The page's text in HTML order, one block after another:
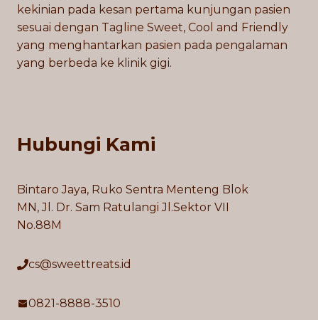
kekinian pada kesan pertama kunjungan pasien
sesuai dengan Tagline Sweet, Cool and Friendly
yang menghantarkan pasien pada pengalaman
yang berbeda ke klinik gigi.
Hubungi Kami
Bintaro Jaya, Ruko Sentra Menteng Blok
MN, Jl. Dr. Sam Ratulangi Jl.Sektor VII
No.88M
cs@sweettreats.id
0821-8888-3510